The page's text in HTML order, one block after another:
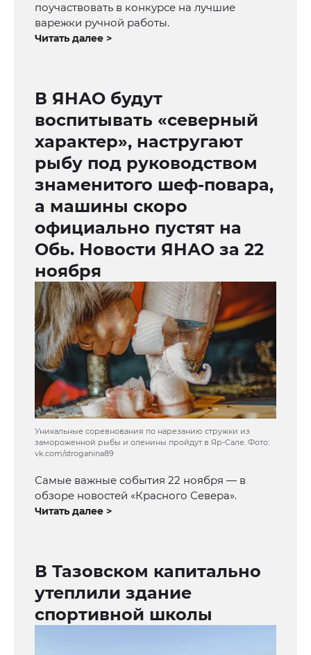
поучаствовать в конкурсе на лучшие
варежки ручной работы.
Читать далее >
В ЯНАО будут
воспитывать «северный
характер», настругают
рыбу под руководством
знаменитого шеф-повара,
а машины скоро
официально пустят на
Обь. Новости ЯНАО за 22
ноября
Уникальные соревнования по нарезанию стружки из
замороженной рыбы и оленины пройдут в Яр-Сале. Фото:
vk.com/stroganina89
Самые важные события 22 ноября — в
обзоре новостей «Красного Севера».
Читать далее >
В Тазовском капитально
утеплили здание
спортивной школы